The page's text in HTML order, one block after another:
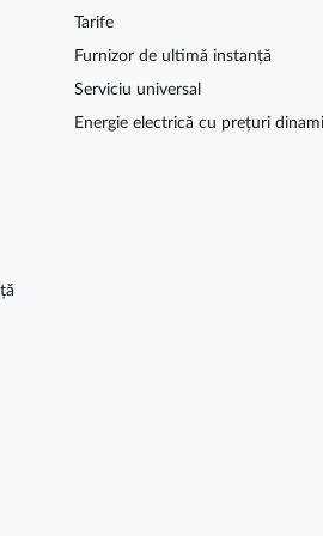
Tarife
Furnizor de ultimă instanță
Serviciu universal
Energie electrică cu prețuri